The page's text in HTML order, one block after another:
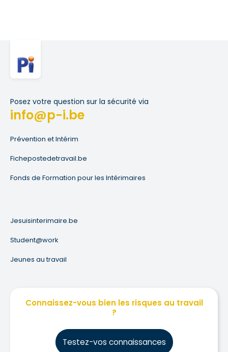
Posez votre question sur la sécurité via
info@p-i.be
Prévention et Intérim
Fichepostedetravail.be
Fonds de Formation pour les Intérimaires
Jesuisinterimaire.be
Student@work
Jeunes au travail
Connaissez-vous bien les risques au travail
?
Testez-vos connaissances